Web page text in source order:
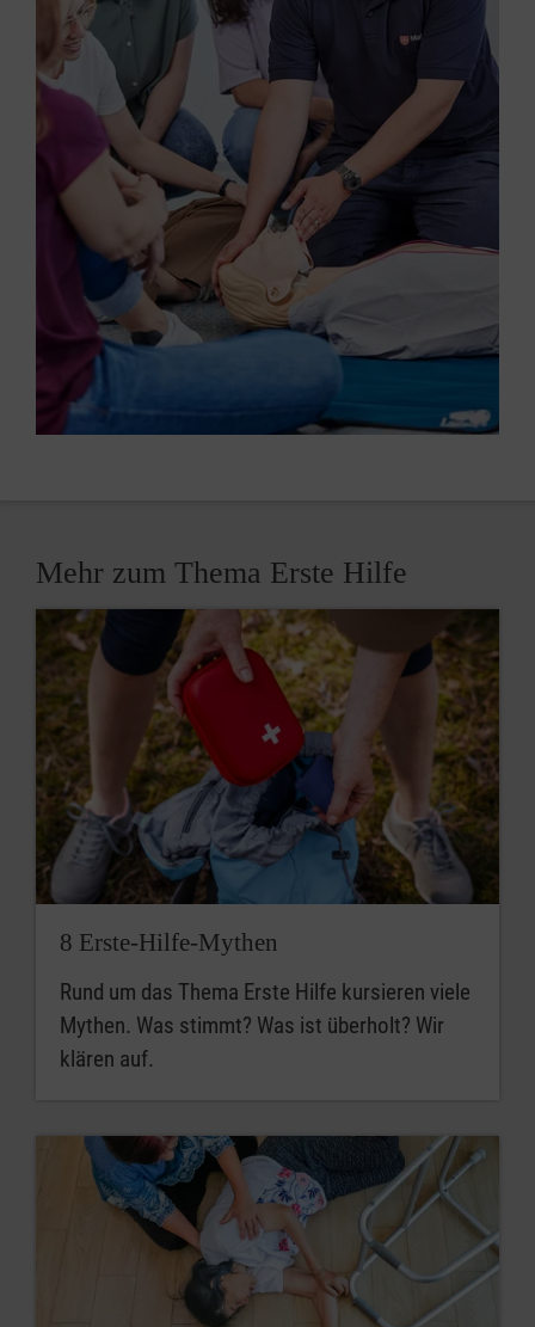
Mehr zum Thema Erste Hilfe
8 Erste-Hilfe-Mythen
Rund um das Thema Erste Hilfe kursieren viele
Mythen. Was stimmt? Was ist überholt? Wir
klären auf.